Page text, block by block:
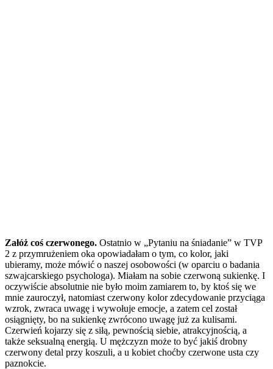
Załóż coś czerwonego. Ostatnio w „Pytaniu na śniadanie” w TVP
2 z przymrużeniem oka opowiadałam o tym, co kolor, jaki
ubieramy, może mówić o naszej osobowości (w oparciu o badania
szwajcarskiego psychologa). Miałam na sobie czerwoną sukienkę. I
oczywiście absolutnie nie było moim zamiarem to, by ktoś się we
mnie zauroczył, natomiast czerwony kolor zdecydowanie przyciąga
wzrok, zwraca uwagę i wywołuje emocje, a zatem cel został
osiągnięty, bo na sukienkę zwrócono uwagę już za kulisami.
Czerwień kojarzy się z siłą, pewnością siebie, atrakcyjnością, a
także seksualną energią. U mężczyzn może to być jakiś drobny
czerwony detal przy koszuli, a u kobiet choćby czerwone usta czy
paznokcie.